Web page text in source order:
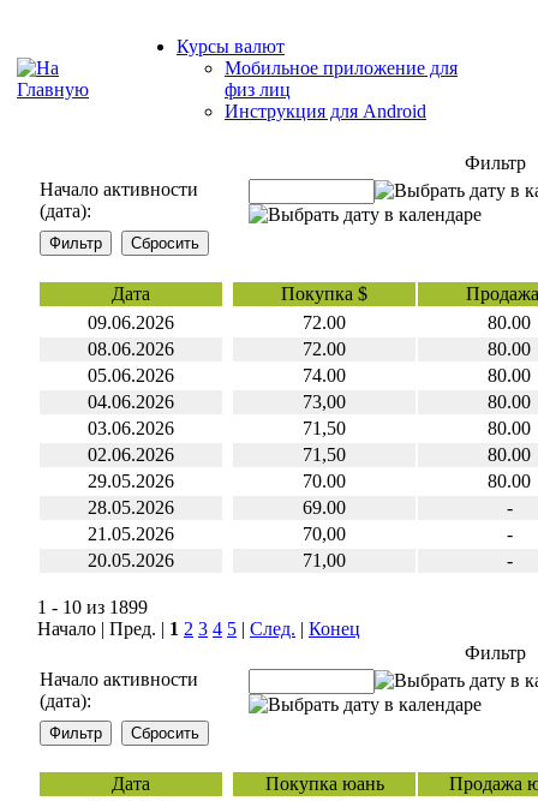
Курсы валют
Мобильное приложение для
физ лиц
Инструкция для Android
Фильтр
Начало активности
(дата):
Дата Покупка $
09.06.2026
72.00
80.00
08.06.2026
72.00
80.00
05.06.2026
74.00
80.00
04.06.2026
73,00
80.00
03.06.2026
71,50
80.00
02.06.2026
71,50
80.00
29.05.2026
70.00
80.00
28.05.2026
69.00
-
21.05.2026
70,00
-
20.05.2026
71,00 -
1 - 10 из 1899
Начало | Пред. | 1 2 3 4 5 | След. | Конец
Фильтр
Начало активности
(дата):
Дата Покупка юань
Продажа